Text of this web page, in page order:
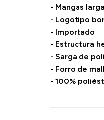
- Mangas
- Logotipo
- Importado
- Estructura
- Sarga de
- Forro de
- 100%